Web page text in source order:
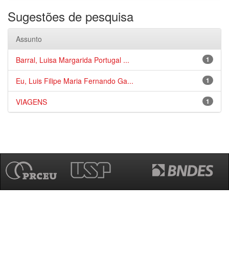
Sugestões de pesquisa
Assunto
1
Barral, Luisa Margarida Portugal ...
1
Eu, Luis Filipe Maria Fernando Ga...
1
VIAGENS